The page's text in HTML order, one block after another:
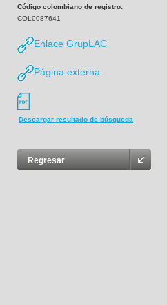
Código colombiano de registro:
COL0087641
Enlace GrupLAC
Página externa
Descargar resultado de búsqueda
Regresar